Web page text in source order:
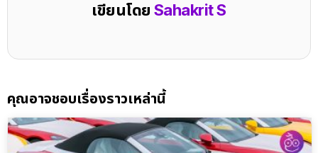
เขียนโดยSahakrit S
คุณอาจชอบเรื่องราวเหล่านี้